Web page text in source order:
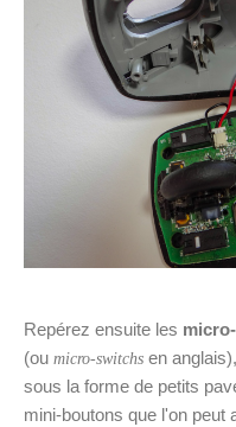
Repérez ensuite les
(ou micro-switchs en
sous la forme de petits
mini-boutons que l'on peut